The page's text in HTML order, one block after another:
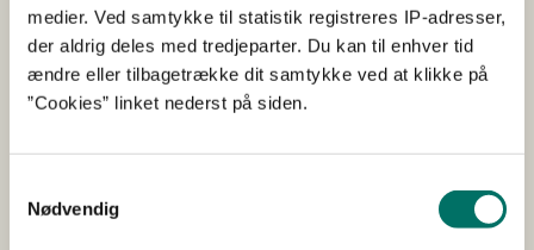
medier. Ved samtykke til statistik registreres IP-adresser,
der aldrig deles med tredjeparter. Du kan til enhver tid
ændre eller tilbagetrække dit samtykke ved at klikke på
”Cookies” linket nederst på siden.
Nødvendig
Styregruppen er et forberedende forum, der er ansvarlig
for at sikre hurtig handling ift. at løse barrierer for
arealudtag og fastlægge dagsordenen for møderne i det
Politiske forum for arealudtag. Den består af
Klima-, Energi- og Forsyningsministeriet